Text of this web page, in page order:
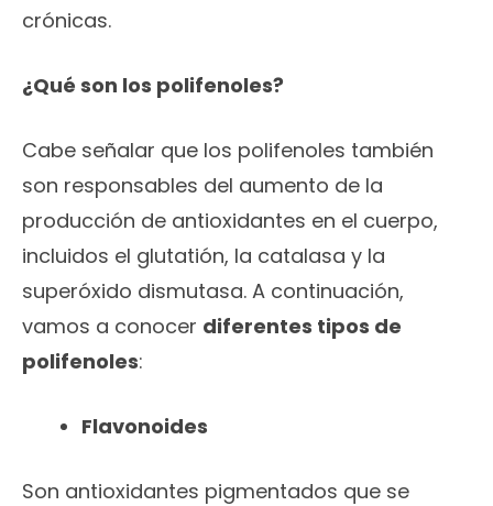
crónicas.
¿Qué son los polifenoles?
Cabe señalar que los polifenoles también
son responsables del aumento de la
producción de antioxidantes en el cuerpo,
incluidos el glutatión, la catalasa y la
superóxido dismutasa. A continuación,
vamos a conocer diferentes tipos de
polifenoles:
Flavonoides
Son antioxidantes pigmentados que se